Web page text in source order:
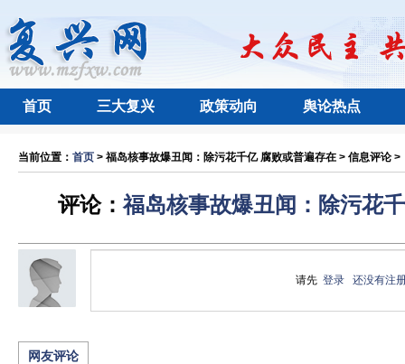
首页 三大复兴 政策动向 舆论热点
当前位置： 首页 > 福岛核事故爆丑闻：除污花千亿 腐败或普遍存在 > 信息评论 >
评论：福岛核事故爆丑闻：除污花
请先登录 还没有注
网友评论